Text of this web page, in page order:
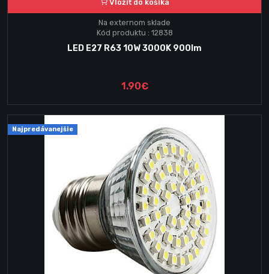
Vložiť do košika
Na externom sklade
Kód produktu : 12838
LED E27 R63 10W 3000K 900lm
1.90€
Najpredávanejšie